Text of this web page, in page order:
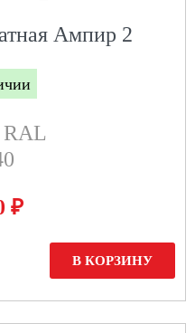
Ампир 2
₽
В КОРЗИНУ